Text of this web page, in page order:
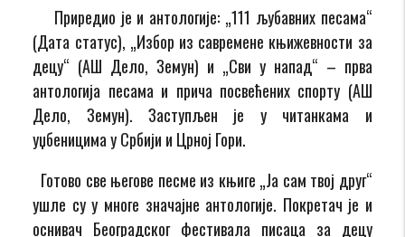
Приредио је и антологије: „111 љубавних песама“
(Дата статус), „Избор из савремене књижевности за
децу“ (АШ Дело, Земун) и „Сви у напад“ – прва
антологија песама и прича посвећених спорту (АШ
Дело, Земун). Заступљен је у читанкама и
уџбеницима у Србији и Црној Гори.
Готово све његове песме из књиге „Ја сам твој друг“
ушле су у многе значајне антологије. Покретач је и
оснивач Београдског фестивала писаца за децу